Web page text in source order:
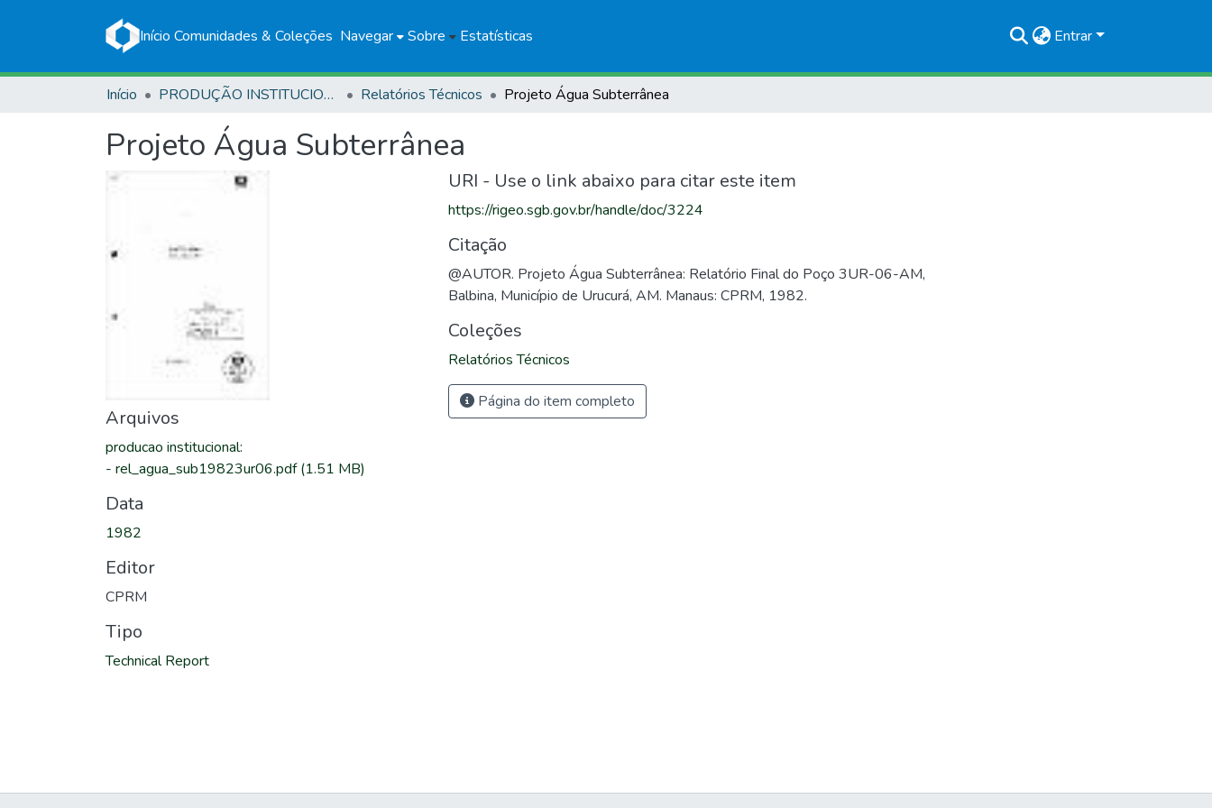
Início Comunidades & Coleções Navegar Sobre Estatísticas Entrar
Início PRODUÇÃO INSTITUCIONAL Relatórios Técnicos Projeto Água Subterrânea
Projeto Água Subterrânea
Arquivos
producao institucional:
- rel_agua_sub19823ur06.pdf(1.51 MB)
Data
1982
Editor
CPRM
Tipo
Technical Report
URI - Use o link abaixo para citar este item
https://rigeo.sgb.gov.br/handle/doc/3224
Citação
@AUTOR. Projeto Água Subterrânea: Relatório Final do Poço 3UR-06-AM,
Balbina, Município de Urucurá, AM. Manaus: CPRM, 1982.
Coleções
Relatórios Técnicos
Página do item completo